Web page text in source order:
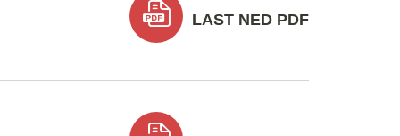
LAST NED PDF